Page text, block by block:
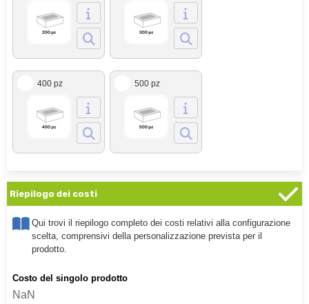
400 pz 500 pz
Riepilogo dei costi
Qui trovi il riepilogo completo dei costi relativi alla configurazione
scelta, comprensivi della personalizzazione prevista per il
prodotto.
Costo del singolo prodotto
NaN